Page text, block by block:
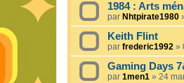
1984 : Arts
par Nhtpirate1980
Keith Flint
par frederic1992 »
Gaming Days
par 1men1 » 24